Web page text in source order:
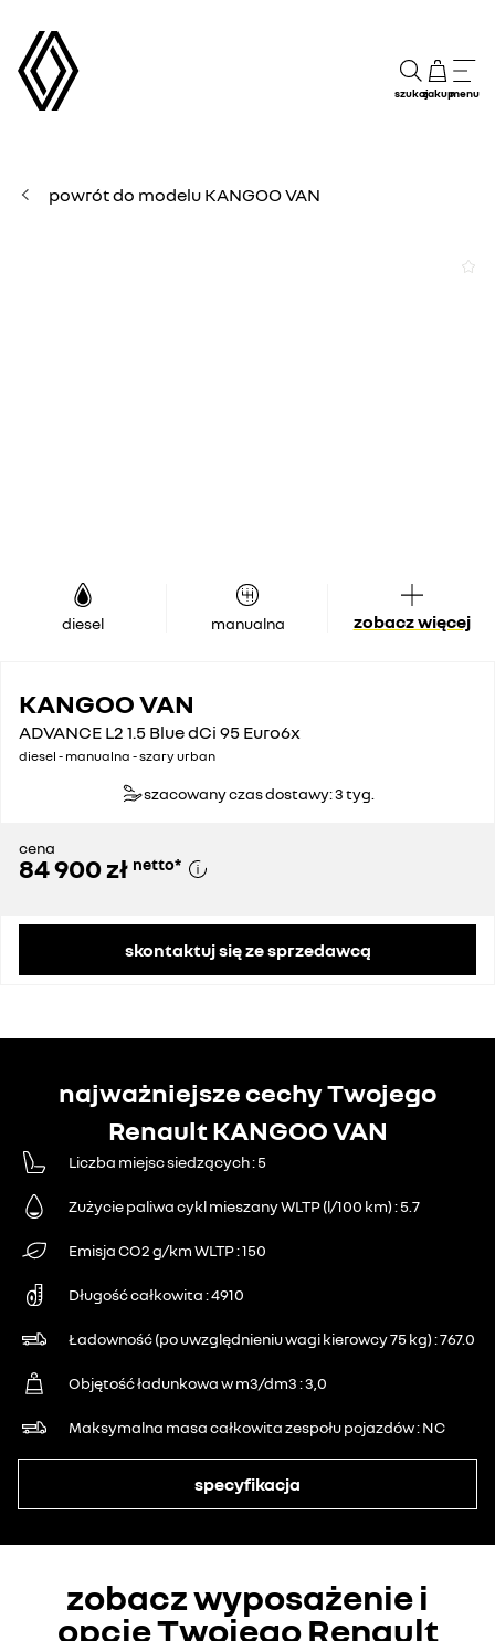
szukajzakupmenu
powrót do modelu KANGOO VAN
diesel manualna zobacz więcej
KANGOO VAN
ADVANCE L2 1.5 Blue dCi 95 Euro6x
diesel - manualna - szary urban
szacowany czas dostawy: 3 tyg.
cena
84 900 zł netto*
skontaktuj się ze sprzedawcą
najważniejsze cechy Twojego
Renault KANGOO VAN
Liczba miejsc siedzących 5
Zużycie paliwa cykl mieszany WLTP (l/100 km) 5.7
Emisja CO2 g/km WLTP 150
Długość całkowita 4910
Ładowność (po uwzględnieniu wagi kierowcy 75 kg) 767.0
Objętość ładunkowa w m3/dm3 3,0
Maksymalna masa całkowita zespołu pojazdów NC
specyfikacja
zobacz wyposażenie i
opcje Twojego Renault